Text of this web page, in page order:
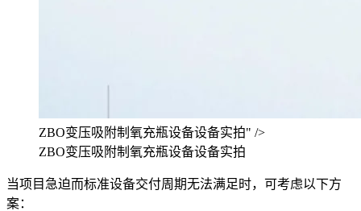
ZBO变压吸附制氧充瓶设备设备实拍" />
ZBO变压吸附制氧充瓶设备设备实拍
当项目急迫而标准设备交付周期无法满足时，可考虑以下方
案：